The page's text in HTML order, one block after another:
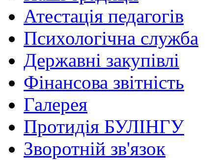
Атестація педагогів
Психологічна служба
Державні закупівлі
Фінансова звітність
Галерея
Протидія БУЛІНГУ
Зворотній зв'язок